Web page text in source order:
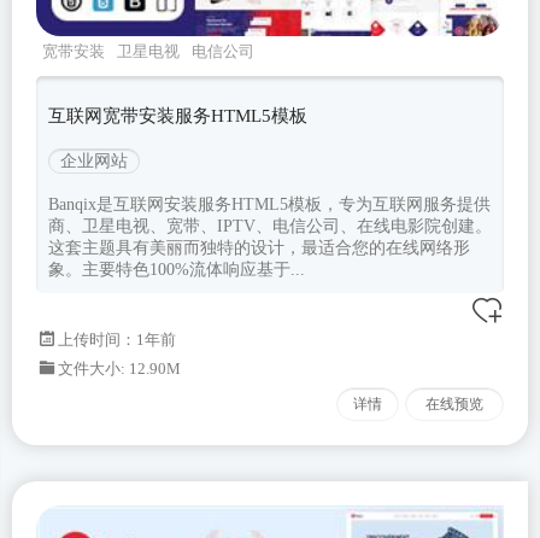
宽带安装 卫星电视
电信公司
互联网宽带安装服务HTML5模板
企业网站
Banqix是互联网安装服务HTML5模板，专为互联网服务提供
商、卫星电视、宽带、IPTV、电信公司、在线电影院创建。
这套主题具有美丽而独特的设计，最适合您的在线网络形
象。主要特色100%流体响应基于...
上传时间：1年前
文件大小: 12.90M
详情 在线预览